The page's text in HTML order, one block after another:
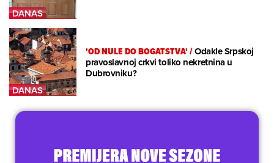
'OD NULE DO BOGATSTVA'/Odakle Srpskoj
pravoslavnoj crkvi toliko nekretnina u
Dubrovniku?